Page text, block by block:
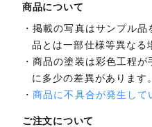
商品について
掲載の写真はサンプル
品とは一部仕様等異なる
商品の塗装は彩色工程が
に多少の差異があります
商品に不具合が発生して
ご注文について